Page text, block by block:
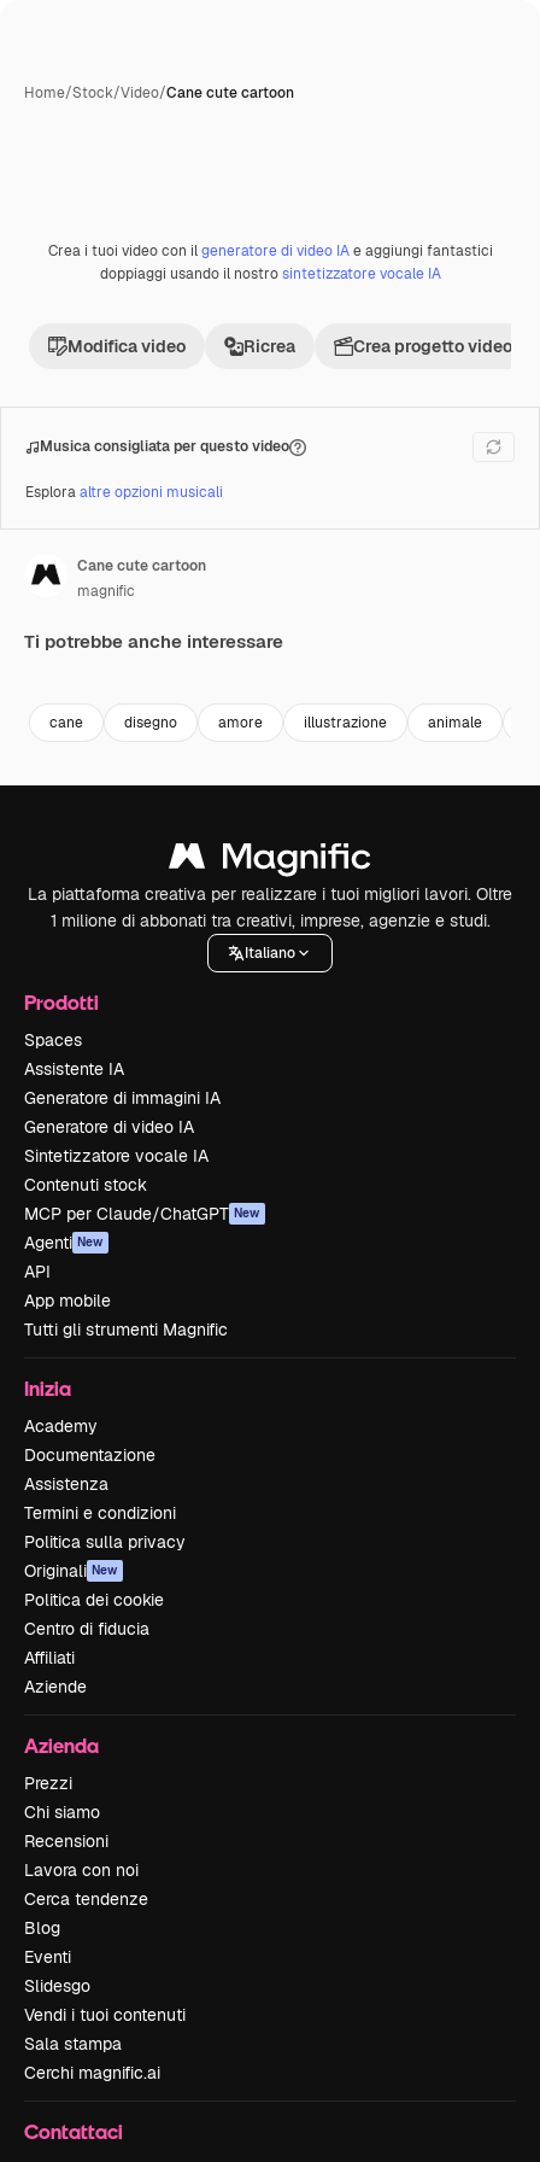
Home/Stock/Video/Cane cute cartoon
Crea i tuoi video con ilgeneratore di video IAe aggiungi fantastici
doppiaggi usando il nostrosintetizzatore vocale IA
Modifica video Ricrea Crea progetto video
Musica consigliata per questo video
Esploraaltre opzioni musicali
Cane cute cartoon
magnific
Ti potrebbe anche interessare
cane disegno amore illustrazione animale
La piattaforma creativa per realizzare i tuoi migliori lavori. Oltre
1 milione di abbonati tra creativi, imprese, agenzie e studi.
Italiano
Prodotti
Spaces
Assistente IA
Generatore di immagini IA
Generatore di video IA
Sintetizzatore vocale IA
Contenuti stock
MCP per Claude/ChatGPT New
Agenti New
API
App mobile
Tutti gli strumenti Magnific
Inizia
Academy
Documentazione
Assistenza
Termini e condizioni
Politica sulla privacy
Originali New
Politica dei cookie
Centro di fiducia
Affiliati
Aziende
Azienda
Prezzi
Chi siamo
Recensioni
Lavora con noi
Cerca tendenze
Blog
Eventi
Slidesgo
Vendi i tuoi contenuti
Sala stampa
Cerchi magnific.ai
Contattaci